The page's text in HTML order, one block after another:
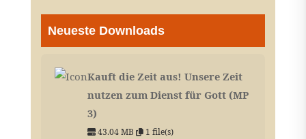
Neueste Downloads
Kauft die Zeit aus! Unsere Zeit
nutzen zum Dienst für Gott (MP
3)
43.04 MB 1 file(s)